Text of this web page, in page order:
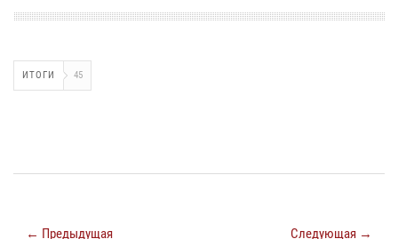
ИТОГИ 45
← Предыдущая Следующая →